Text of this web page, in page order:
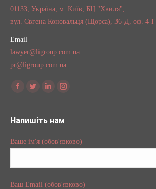
01133, Україна, м. Київ, БЦ "Хвиля",
вул. Євгена Коновальця (Щорса), 36-Д, оф. 4-Г
Email
lawyer@ligroup.com.ua
pr@ligroup.com.ua
Find us on:
LinkedinInstagram
Напишіть нам
Ваше ім'я (обов'язково)
Ваш Email (обов'язково)